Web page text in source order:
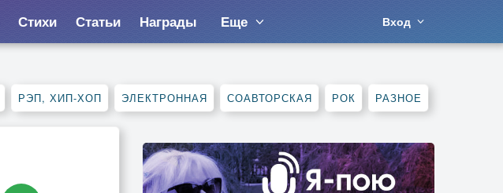
Стихи Статьи Награды Еще Вход
РЭП, ХИП-ХОП ЭЛЕКТРОННАЯ СОАВТОРСКАЯ РОК РАЗНОЕ